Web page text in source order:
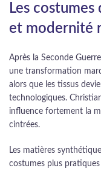
Les costumes
et modernité
Après la Seconde
une transformation
alors que les tissus
technologiques.
influence fortement la
cintrées.
Les matières
costumes plus